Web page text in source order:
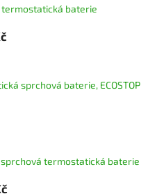
termostatická baterie
sprchová baterie, ECOSTOP
sprchová termostatická baterie